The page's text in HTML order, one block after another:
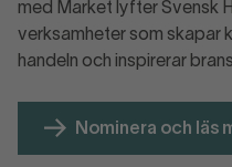
med Market lyfter Svensk
verksamheter som skapar
Nominera och läs